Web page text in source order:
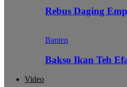
Rebus Daging
Banten
Bakso Ikan Teh
Video